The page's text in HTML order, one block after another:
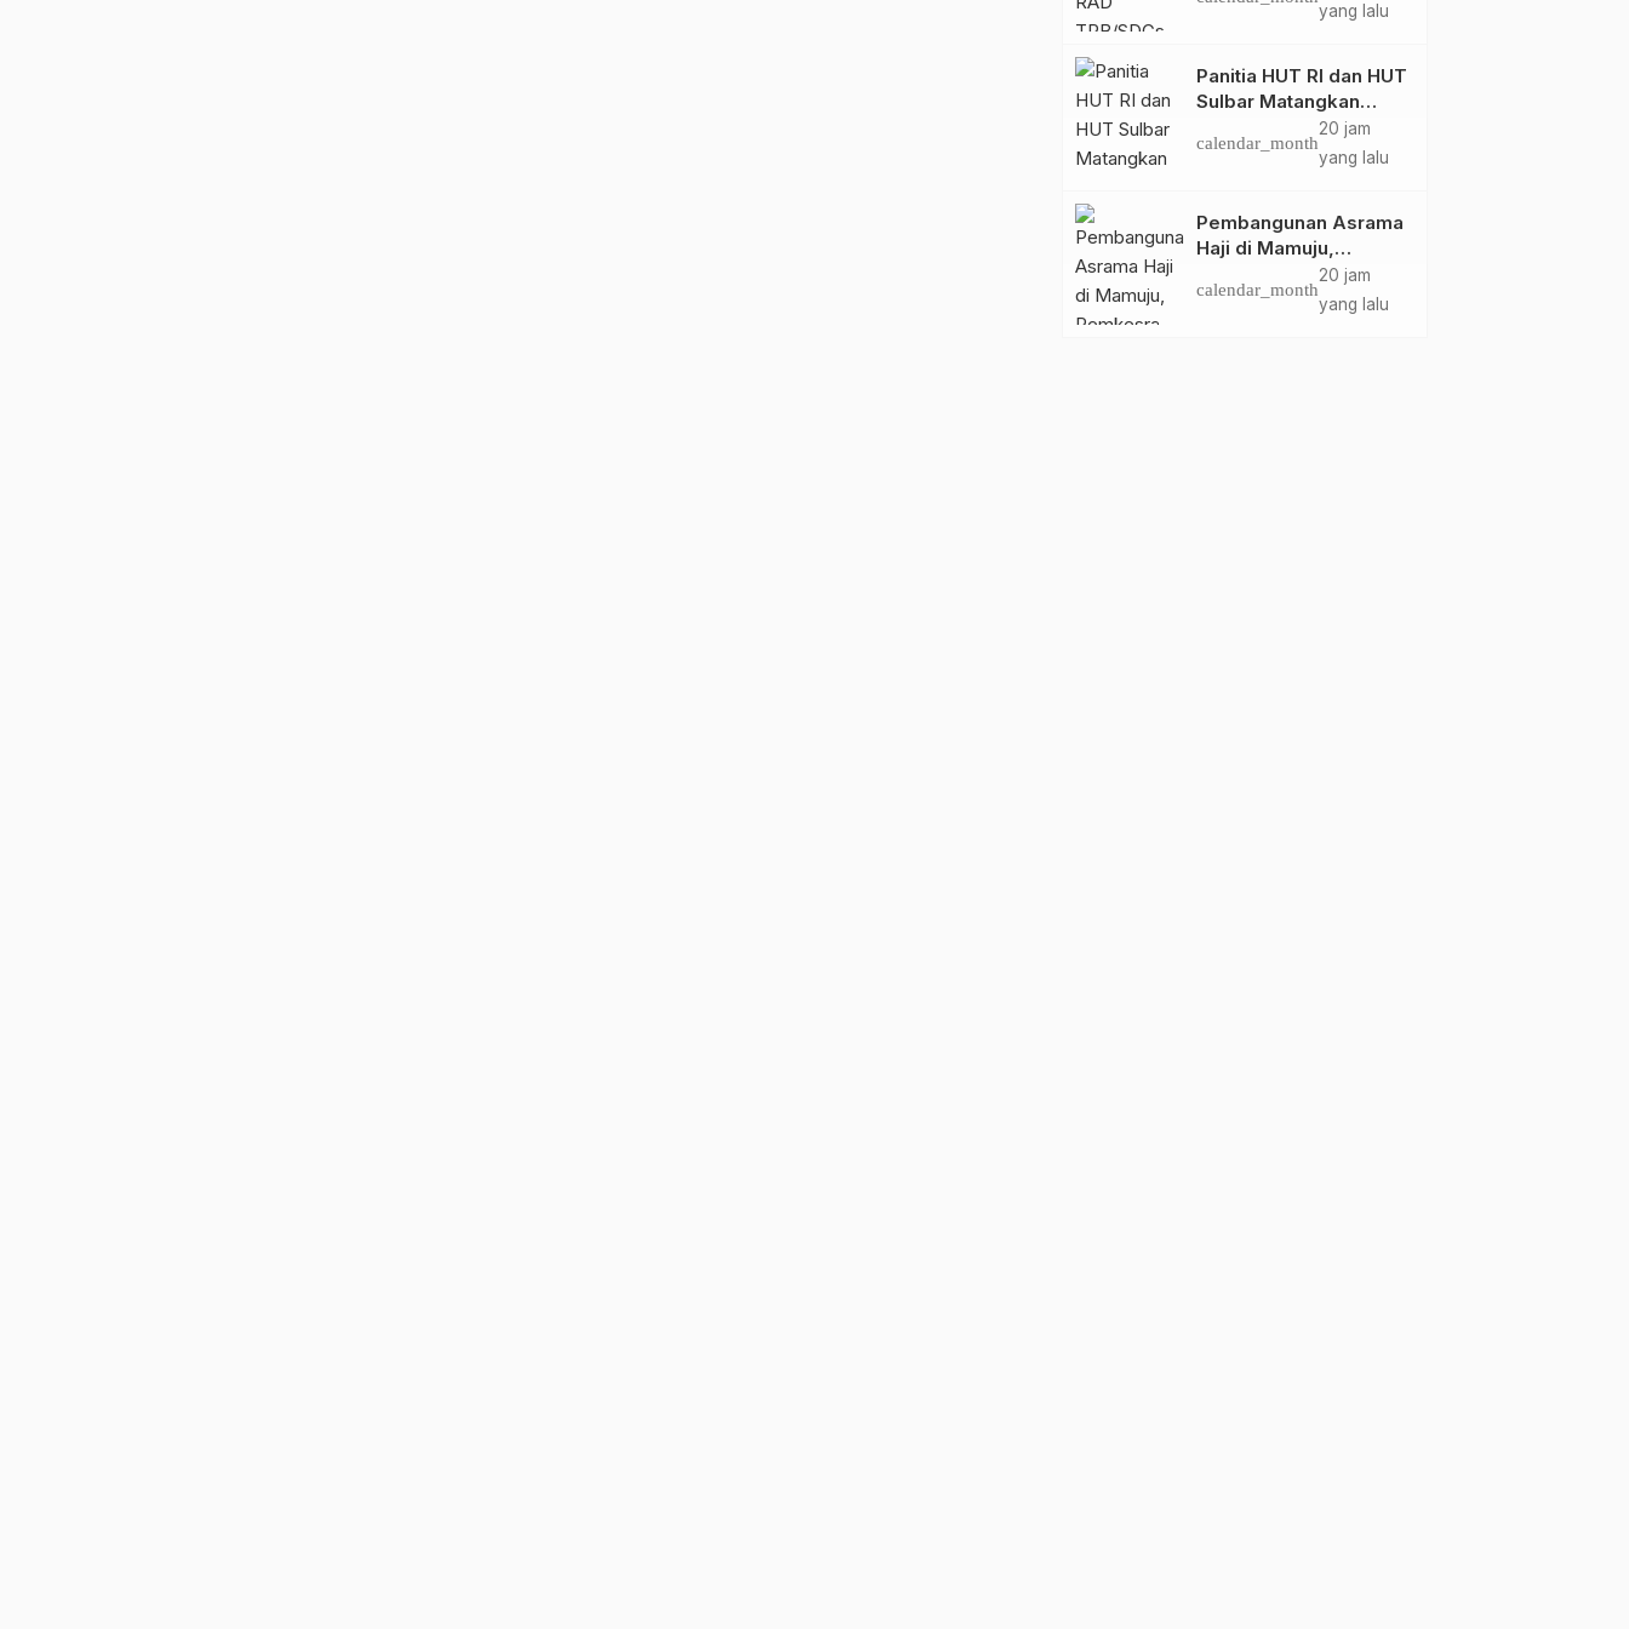
Pembangunanyang lalu
Panitia HUT RI dan HUT
Sulbar Matangkan
Persiapan, Berbagai
Lomba Akan
calendar_month
20 jam
yang lalu
Pembangunan Asrama
Haji di Mamuju,
Pemkesra dan
Kementerian Haji
calendar_month
20 jam
yang lalu